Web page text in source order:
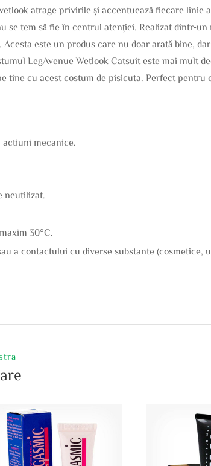
atrage privirile și accentuează fiecare linie
se tem să fie în centrul atenției. Realizat dintr-un
este un produs care nu doar arată bine,
LegAvenue Wetlook Catsuit este mai mult
tine cu acest costum de pisicuta. Perfect pentru
mecanice.
neutilizat.
30°C.
a contactului cu diverse substante (cosmetice,